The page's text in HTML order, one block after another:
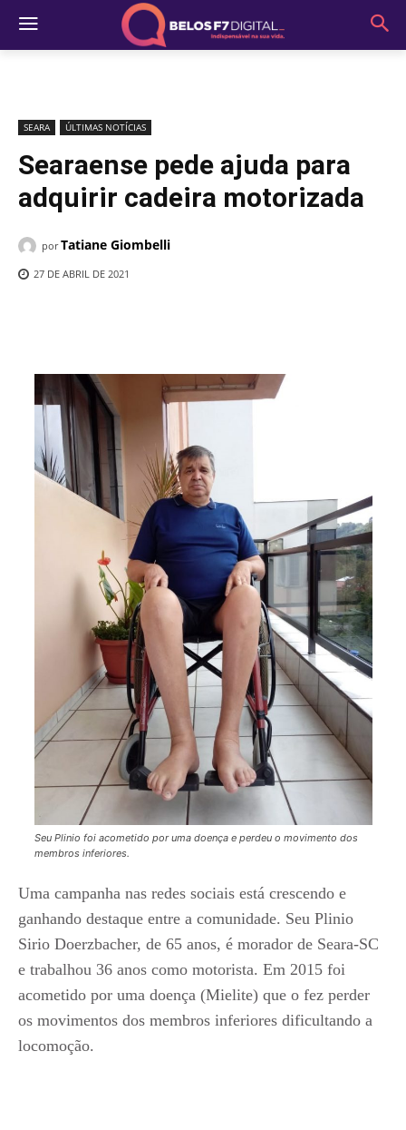
SEARA ÚLTIMAS NOTÍCIAS
Searaense pede ajuda para
adquirir cadeira motorizada
por Tatiane Giombelli
27 DE ABRIL DE 2021
Seu Plinio foi acometido por uma doença e perdeu o movimento dos
membros inferiores.
Uma campanha nas redes sociais está crescendo e
ganhando destaque entre a comunidade. Seu Plinio
Sirio Doerzbacher, de 65 anos, é morador de Seara-SC
e trabalhou 36 anos como motorista. Em 2015 foi
acometido por uma doença (Mielite) que o fez perder
os movimentos dos membros inferiores dificultando a
locomoção.